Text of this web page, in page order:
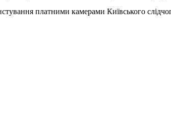
платними камерами Київського